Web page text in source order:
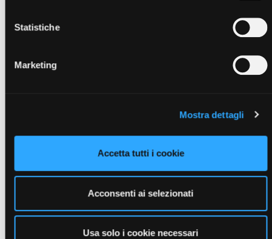
Statistiche
Marketing
Mostra dettagli
Accetta tutti i cookie
Acconsenti ai selezionati
Usa solo i cookie necessari